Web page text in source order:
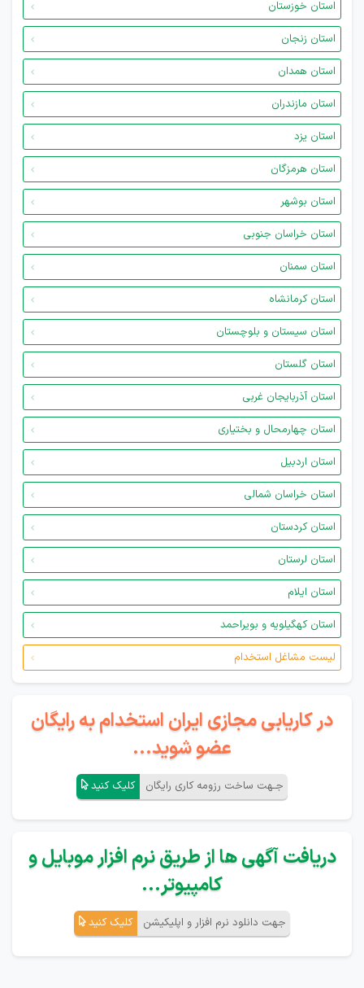
استان خوزستان
استان زنجان
استان همدان
استان مازندران
استان یزد
استان هرمزگان
استان بوشهر
استان خراسان جنوبی
استان سمنان
استان کرمانشاه
استان سیستان و بلوچستان
استان گلستان
استان آذربایجان غربی
استان چهارمحال و بختیاری
استان اردبیل
استان خراسان شمالی
استان کردستان
استان لرستان
استان ایلام
استان کهگیلویه و بویراحمد
لیست مشاغل استخدام
در کاریابی مجازی ایران استخدام به رایگان
عضو شوید...
جـهت ساخت رزومه کاری رایگان کلیک کنید
دریافت آگهی ها از طریق نرم افزار موبایل و
کامپیوتر...
جهت دانلود نرم افزار و اپلیکیشن کلیک کنید